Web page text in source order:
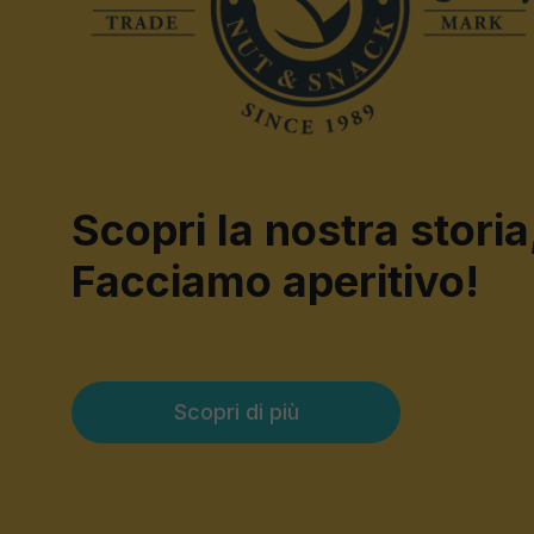
Scopri la nostra
Facciamo aperitivo!
Scopri di più